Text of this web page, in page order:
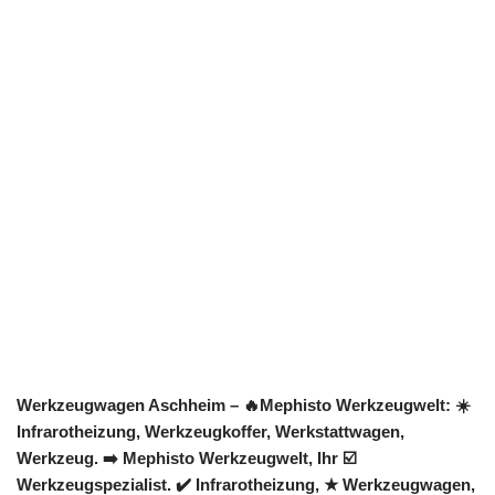
Werkzeugwagen Aschheim – 🔥Mephisto Werkzeugwelt: ☀️
Infrarotheizung, Werkzeugkoffer, Werkstattwagen,
Werkzeug. ➡️ Mephisto Werkzeugwelt, Ihr ☑️
Werkzeugspezialist. ✔️ Infrarotheizung, ★ Werkzeugwagen,